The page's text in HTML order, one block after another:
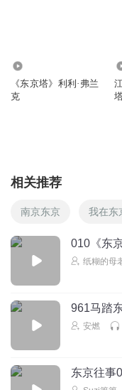
《东京塔》利利·弗兰
克
相关推荐
南京东京 我在东
010《东
纸糊的母
961马踏
安燃
东京往事